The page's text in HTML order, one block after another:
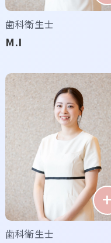
歯科衛生士
M.I
歯科衛生士